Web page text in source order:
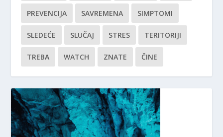
PREVENCIJA SAVREMENA SIMPTOMI
SLEDEĆE SLUČAJ STRES TERITORIJI
TREBA WATCH ZNATE ČINE